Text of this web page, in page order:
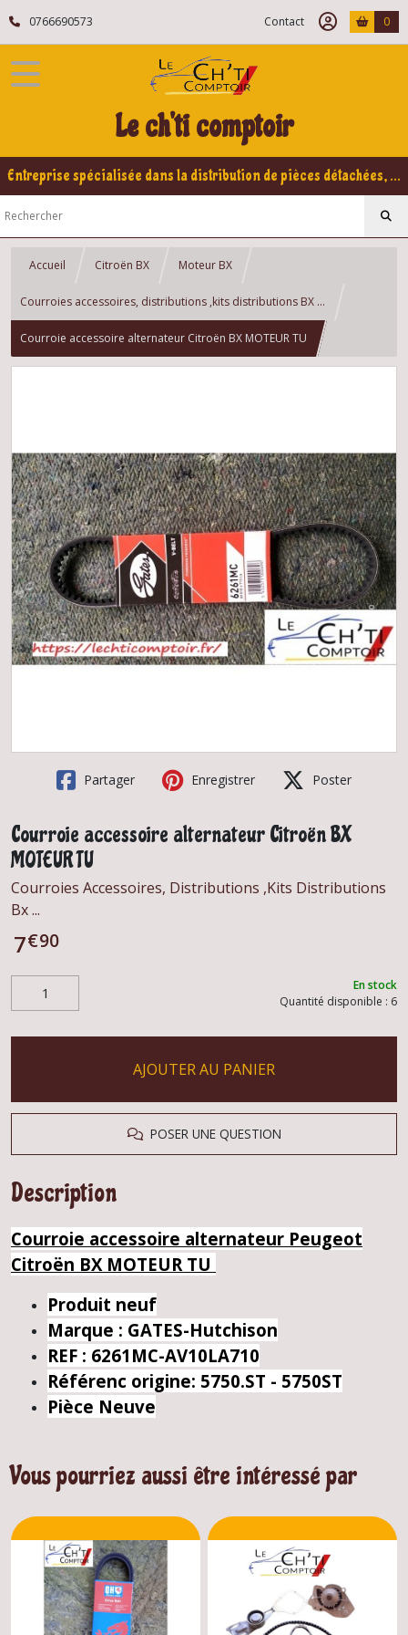
0766690573 Contact 0
Le ch'ti comptoir
Entreprise spécialisée dans la distribution de pièces détachées, refabrication pour voitures Yountimers Peugeot 205 GTI, 309 GTI - GTI16
Accueil Citroën BX Moteur BX
Courroies accessoires, distributions ,kits distributions BX ...
Courroie accessoire alternateur Citroën BX MOTEUR TU
Partager Enregistrer Poster
Courroie accessoire alternateur Citroën BX
MOTEUR TU
Courroies Accessoires, Distributions ,Kits Distributions
Bx ...
7€90
En stock
Quantité disponible : 6
AJOUTER AU PANIER
POSER UNE QUESTION
Description
Courroie accessoire alternateur Peugeot
Citroën BX MOTEUR TU
Produit neuf
Marque : GATES-Hutchison
REF : 6261MC-AV10LA710
Référenc origine: 5750.ST - 5750ST
Pièce Neuve
Vous pourriez aussi être intéressé par